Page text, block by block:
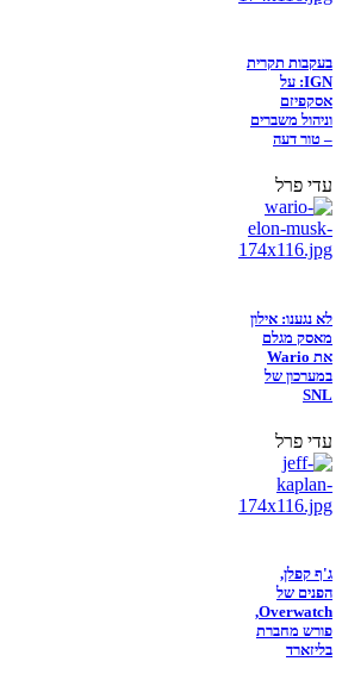
בעקבות תקרית
IGN: על
אסקפיזם
וניהול משברים
– טור דעה
עדי פרל
לא נגענו: אילון
מאסק מגלם
את Wario
במערכון של
SNL
עדי פרל
ג'ף קפלן,
הפנים של
Overwatch,
פורש מחברת
בליזארד